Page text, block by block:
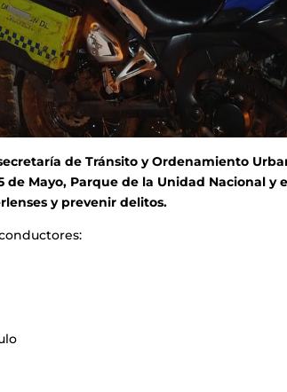
de Tránsito y Ordenamiento
de Mayo, Parque de la Unidad Nacional
y prevenir delitos.